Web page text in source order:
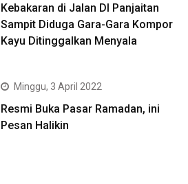
Kebakaran di Jalan DI Panjaitan
Sampit Diduga Gara-Gara Kompor
Kayu Ditinggalkan Menyala
Minggu, 3 April 2022
Resmi Buka Pasar Ramadan, ini
Pesan Halikin